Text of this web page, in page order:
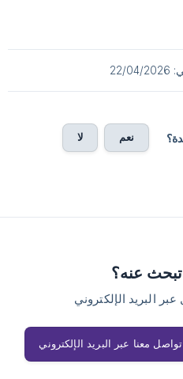
نعم لا
عنه؟
البريد الإلكتروني
تواصل معنا عبر البريد الإلكتروني